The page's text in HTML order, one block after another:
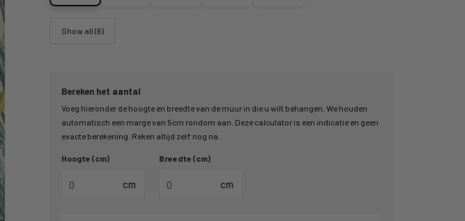
Bereken het aantal
Voeg hieronder de hoogte en breedte van de muur in die u wilt behangen. We houden
automatisch een marge van 5cm rondom aan. Deze calculator is een indicatie en geen
exacte berekening. Reken altijd zelf nog na.
Hoogte (cm)
cm
Breedte (cm)
cm
Show all (6)